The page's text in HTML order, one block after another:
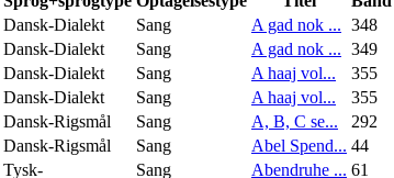
Dansk-Dialekt Sang A gad nok ... 348
Dansk-Dialekt Sang A gad nok ... 349
Dansk-Dialekt Sang A haaj vol...
355
Dansk-Dialekt Sang A haaj vol...
355
Dansk-Rigsmål Sang A, B, C se...
292
Dansk-Rigsmål Sang Abel Spend... 44
Tysk- Sang Abendruhe ... 61